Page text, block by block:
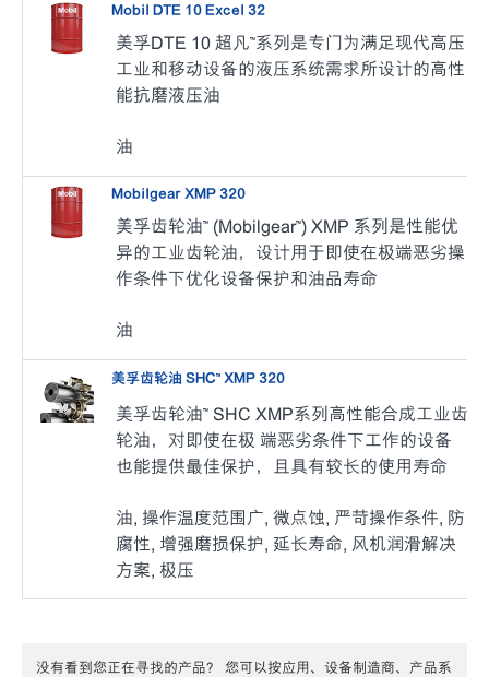
Mobil DTE 10 Excel 32
美孚DTE 10 超凡™系列是专门为满足现代高压
工业和移动设备的液压系统需求所设计的高性
能抗磨液压油
油
Mobilgear XMP 320
美孚齿轮油™ (Mobilgear™) XMP 系列是性能优
异的工业齿轮油，设计用于即使在极端恶劣操
作条件下优化设备保护和油品寿命
油
美孚齿轮油 SHC™ XMP 320
美孚齿轮油™ SHC XMP系列高性能合成工业齿
轮油，对即使在极 端恶劣条件下工作的设备
也能提供最佳保护，且具有较长的使用寿命
油, 操作温度范围广, 微点蚀, 严苛操作条件, 防
腐性, 增强磨损保护, 延长寿命, 风机润滑解决
方案, 极压
没有看到您正在寻找的产品？ 您可以按应用、设备制造商、产品系